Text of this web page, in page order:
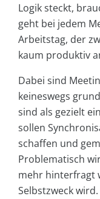
Logik steckt,
geht bei jedem
Arbeitstag, der
kaum produktiv
Dabei sind
keineswegs
sind als gezielt
sollen
schaffen und
Problematisch
mehr hinterfragt
Selbstzweck